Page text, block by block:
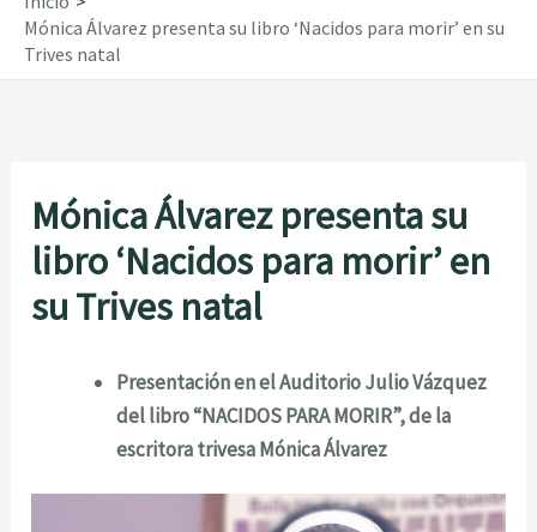
Mónica Álvarez presenta su libro ‘Nacidos para morir’ en su
Trives natal
Mónica Álvarez presenta su
libro ‘Nacidos para morir’ en
su Trives natal
Presentación en el Auditorio Julio Vázquez
del libro “NACIDOS PARA MORIR”, de la
escritora trivesa Mónica Álvarez